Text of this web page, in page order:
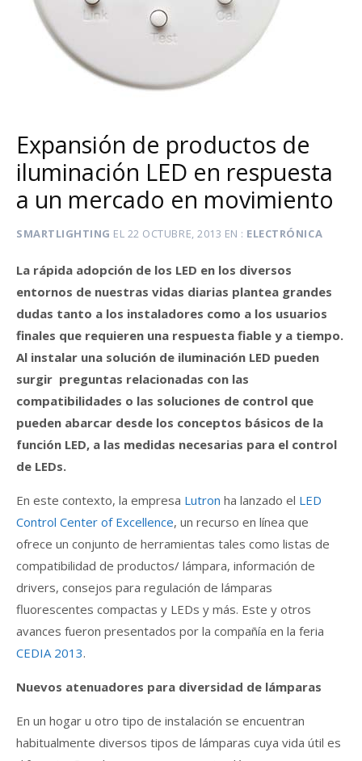
Expansión de productos de
iluminación LED en respuesta
a un mercado en movimiento
SMARTLIGHTING EL 22 OCTUBRE, 2013 EN ELECTRÓNICA
La rápida adopción de los LED en los diversos
entornos de nuestras vidas diarias plantea grandes
dudas tanto a los instaladores como a los usuarios
finales que requieren una respuesta fiable y a tiempo.
Al instalar una solución de iluminación LED pueden
surgir preguntas relacionadas con las
compatibilidades o las soluciones de control que
pueden abarcar desde los conceptos básicos de la
función LED, a las medidas necesarias para el control
de LEDs.
En este contexto, la empresa Lutron ha lanzado el LED
Control Center of Excellence, un recurso en línea que
ofrece un conjunto de herramientas tales como listas de
compatibilidad de productos/ lámpara, información de
drivers, consejos para regulación de lámparas
fluorescentes compactas y LEDs y más. Este y otros
avances fueron presentados por la compañía en la feria
CEDIA 2013.
Nuevos atenuadores para diversidad de lámparas
En un hogar u otro tipo de instalación se encuentran
habitualmente diversos tipos de lámparas cuya vida útil es